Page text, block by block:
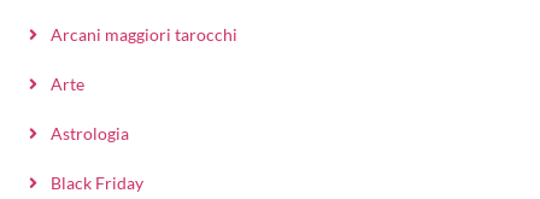
Arcani maggiori tarocchi
Arte
Astrologia
Black Friday